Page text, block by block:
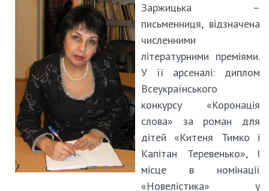
Заржицька –
письменниця, відзначена
численними
літературними преміями.
У її арсеналі: диплом
Всеукраїнського
конкурсу «Коронація
слова» за роман для
дітей «Китеня Тимко і
Капітан Теревенько», І
місце в номінації
«Новелістика» у